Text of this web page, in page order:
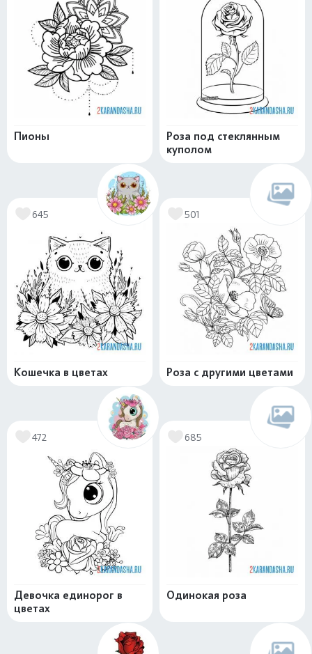
Пионы
Роза под стеклянным
куполом
645
Кошечка в цветах
501
Роза с другими цветами
472
Девочка единорог в
цветах
685
Одинокая роза